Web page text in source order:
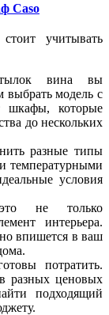
Caso
учитывать
вина вы
выбрать модель с
шкафы, которые
до нескольких
разные типы
температурными
условия
не только
интерьера.
впишется в ваш
потратить.
разных ценовых
подходящий